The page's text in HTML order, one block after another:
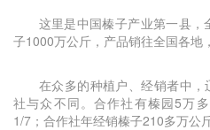
这里是中国榛子产业第一县，
子1000万公斤，产品销往全国各地
在众多的种植户、经销者中，
社与众不同。合作社有榛园5万
1/7；合作社年经销榛子210多万公